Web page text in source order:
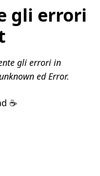
gli errori
gli errori in
ed Error.
☕️